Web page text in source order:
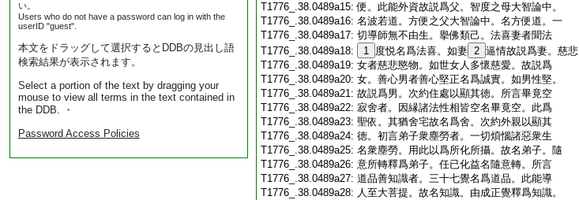
い。
Users who do not have a password can log in with the
userID "guest".
本文をドラッグして選択するとDDBの見出し語
検索結果が表示されます。
Select a portion of the text by dragging your
mouse to view all terms in the text contained in
the DDB. ・
Password Access Policies
T1776_.38.0489a15:便。此能外資故説爲父。智度之母大智論中。
T1776_.38.0489a16: 名波若道。方便之父大智論中。名方便道。一
T1776_.38.0489a17: 切導師無不由生。擧佛類己。法喜妻者聞法
T1776_.38.0489a18:
1 度悦名爲法喜。如妻 2 逼情故説爲妻。慈悲
T1776_.38.0489a19: 女者慈悲愍物。如世女人多懷慈愛。故説爲
T1776_.38.0489a20: 女。善心男者善心堅正名爲誠實。如男性堅。
T1776_.38.0489a21: 故説爲男。次約住處以顯其徳。所言畢竟空
T1776_.38.0489a22: 寂舍者。因縁諸法性相皆空名畢竟空。此爲
T1776_.38.0489a23: 聖依。其猶舍宅故名爲舍。次約外親以顯其
T1776_.38.0489a24: 徳。初言弟子衆塵勞者。一切煩惱諸惡衆生
T1776_.38.0489a25: 名衆塵勞。用此以爲所化所攝。故名弟子。隨
T1776_.38.0489a26: 意所轉釋爲弟子。任已化益名隨意轉。所言
T1776_.38.0489a27: 道品善知識者。三十七覺名爲道品。此能導
T1776_.38.0489a28: 人至大菩提。故名知識。由成正覺釋爲知識。